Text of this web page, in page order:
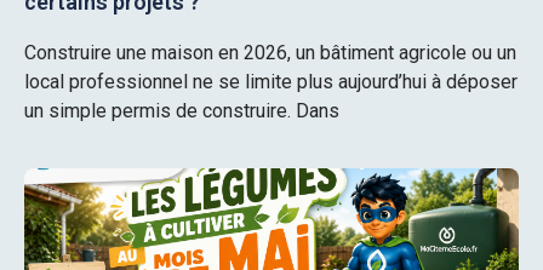
Construire une maison en 2026, un bâtiment agricole ou un
local professionnel ne se limite plus aujourd’hui à déposer
un simple permis de construire. Dans